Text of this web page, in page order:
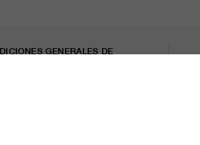
GENERALES DE